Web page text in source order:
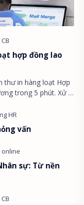
hợp đồng lao
thư in hàng loạt Hợp
trong 5 phút. Xử lý
vấn
sự: Từ nền